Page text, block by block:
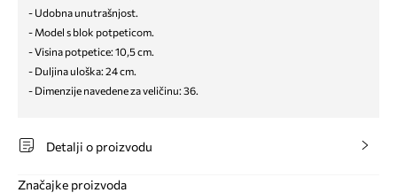
- Udobna unutrašnjost.
- Model s blok potpeticom.
- Visina potpetice: 10,5 cm.
- Duljina uloška: 24 cm.
- Dimenzije navedene za veličinu: 36.
Detalji o proizvodu
Značajke proizvoda